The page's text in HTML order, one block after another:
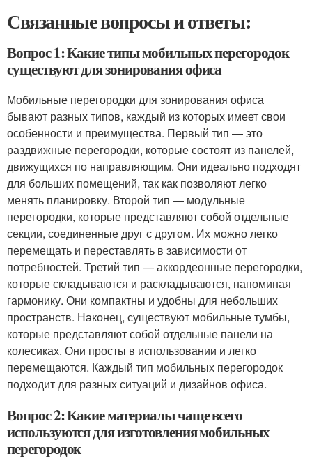
Связанные вопросы и ответы:
Вопрос 1: Какие типы мобильных перегородок
существуют для зонирования офиса
Мобильные перегородки для зонирования офиса
бывают разных типов, каждый из которых имеет свои
особенности и преимущества. Первый тип — это
раздвижные перегородки, которые состоят из панелей,
движущихся по направляющим. Они идеально подходят
для больших помещений, так как позволяют легко
менять планировку. Второй тип — модульные
перегородки, которые представляют собой отдельные
секции, соединенные друг с другом. Их можно легко
перемещать и переставлять в зависимости от
потребностей. Третий тип — аккордеонные перегородки,
которые складываются и раскладываются, напоминая
гармонику. Они компактны и удобны для небольших
пространств. Наконец, существуют мобильные тумбы,
которые представляют собой отдельные панели на
колесиках. Они просты в использовании и легко
перемещаются. Каждый тип мобильных перегородок
подходит для разных ситуаций и дизайнов офиса.
Вопрос 2: Какие материалы чаще всего
используются для изготовления мобильных
перегородок